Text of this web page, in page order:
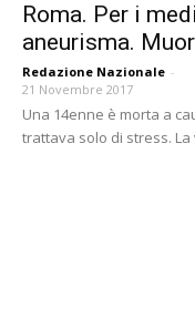
Roma. Per i
aneurisma.
Redazione Nazionale -
21 Novembre 2017
Una 14enne è morta a
trattava solo di stress.